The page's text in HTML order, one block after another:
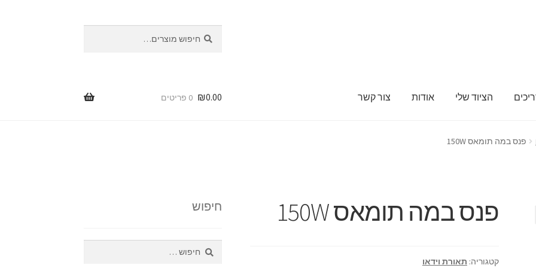
עבור:
הציוד שלי אודות צור קשר
החשבון שלי
₪0.00 0 פריטים
פנס במה תומאס 150W
פנס במה תומאס 150W
קטגוריה: תאורת וידאו
חיפוש
חיפוש: